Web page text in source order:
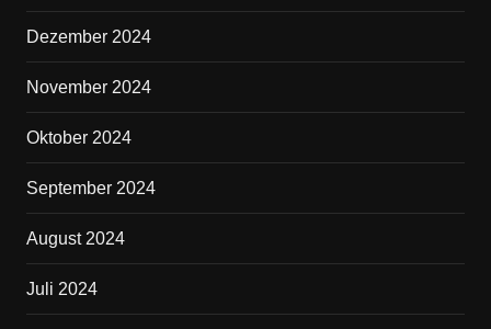
Dezember 2024
November 2024
Oktober 2024
September 2024
August 2024
Juli 2024